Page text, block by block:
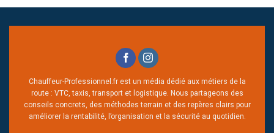
Chauffeur-Professionnel.fr est un média dédié aux métiers de la
route : VTC, taxis, transport et logistique. Nous partageons des
conseils concrets, des méthodes terrain et des repères clairs pour
améliorer la rentabilité, l’organisation et la sécurité au quotidien.